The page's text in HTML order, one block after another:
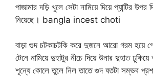
পাজামার দড়ি খুলে সেটা নামিয়ে দিয়ে প্যান্টির
নিয়েছে। bangla incest choti
বাড়া গুদ চটকাচটকি করে দুজনে আরো গরম হয়ে
টেনে নামিয়ে দুহাটুর নীচে দিয়ে উনার দুহাত
শূন্যে কোলে তুলে নিল তাতে গুদ যতটা সম্ভব